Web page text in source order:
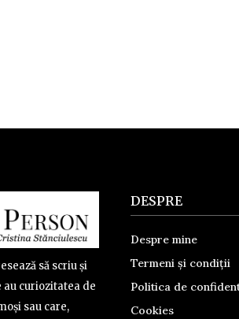
să scriu și
au curiozitatea de
sau care,
DESPRE
Despre mine
Termeni și condiții
Politica de
Cookies